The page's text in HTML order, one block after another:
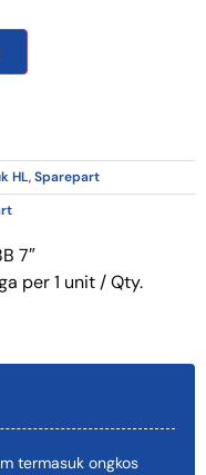
HL,Sparepart
7″
per 1 unit / Qty.
termasuk ongkos